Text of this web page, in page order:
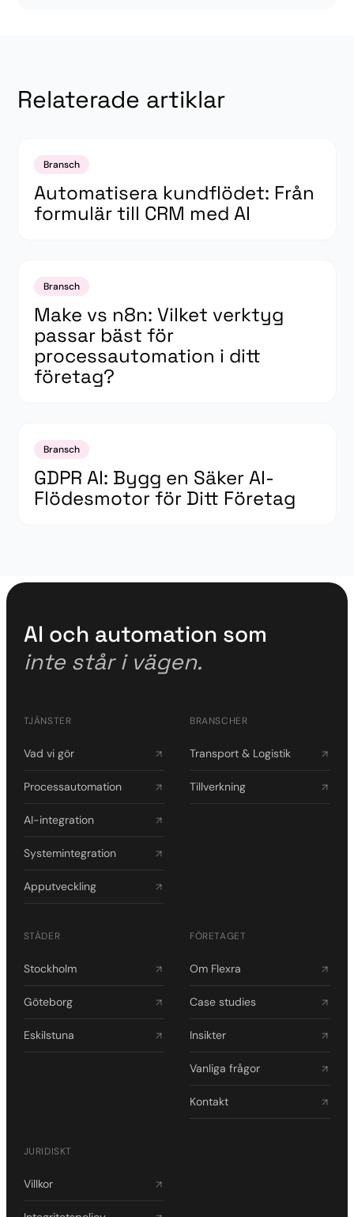
Relaterade artiklar
Bransch
Automatisera kundflödet: Från
formulär till CRM med AI
Bransch
Make vs n8n: Vilket verktyg
passar bäst för
processautomation i ditt
företag?
Bransch
GDPR AI: Bygg en Säker AI-
Flödesmotor för Ditt Företag
AI och automation som
inte står i vägen.
TJÄNSTER
Vad vi gör
Processautomation
AI-integration
Systemintegration
Apputveckling
BRANSCHER
Transport & Logistik
Tillverkning
STÄDER
Stockholm
Göteborg
Eskilstuna
FÖRETAGET
Om Flexra
Case studies
Insikter
Vanliga frågor
Kontakt
JURIDISKT
Villkor